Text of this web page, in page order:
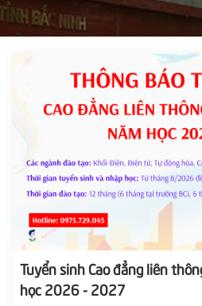
Tuyển sinh Cao đẳng liên
học 2026 - 2027